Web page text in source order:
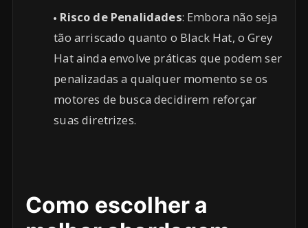
Risco de Penalidades: Embora não seja
tão arriscado quanto o Black Hat, o Grey
Hat ainda envolve práticas que podem ser
penalizadas a qualquer momento se os
motores de busca decidirem reforçar
suas diretrizes.
Como escolher a